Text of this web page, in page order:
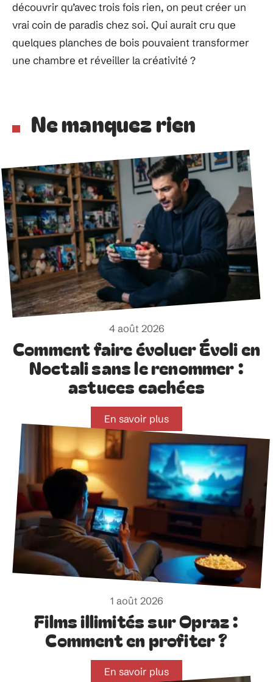
découvrir qu’avec trois fois rien, on peut créer un
vrai coin de paradis chez soi. Qui aurait cru que
quelques planches de bois pouvaient transformer
une chambre et réveiller la créativité ?
Ne manquez rien
4 août 2026
Comment faire évoluer Évoli en
Noctali sans le renommer :
astuces cachées
En savoir plus
1 août 2026
Films illimités sur Opraz :
Comment en profiter ?
En savoir plus